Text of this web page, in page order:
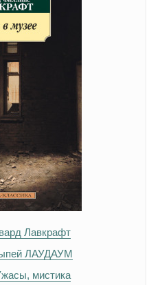
Лавкрафт
ЛАУДАУМ
мистика